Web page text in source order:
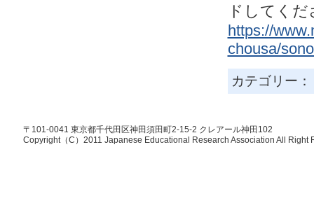
ドしてくだ
https://
chousa/
カテゴリー：
〒101-0041 東京都千代田区神田須田町2-15-2 クレアール神田102
Copyright（C）2011 Japanese Educational Research Association All Right